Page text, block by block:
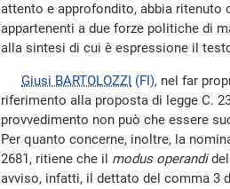
attento e approfondito, abbia ritenuto
appartenenti a due forze politiche di
alla sintesi di cui è espressione il
Giusi BARTOLOZZI (FI), nel far
riferimento alla proposta di legge C.
provvedimento non può che essere
Per quanto concerne, inoltre, la
2681, ritiene che il modus operandi
avviso, infatti, il dettato del comma 3